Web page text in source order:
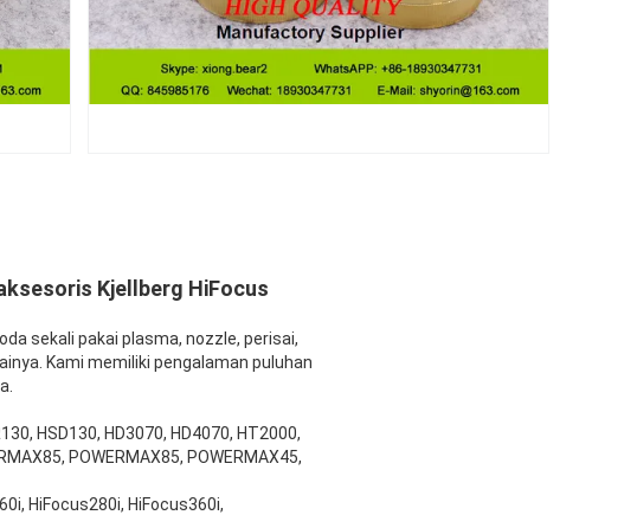
Kjellberg HiFocus
sekali pakai plasma, nozzle, perisai,
Kami memiliki pengalaman puluhan
HSD130, HD3070, HD4070, HT2000,
POWERMAX85, POWERMAX45,
HiFocus280i, HiFocus360i,